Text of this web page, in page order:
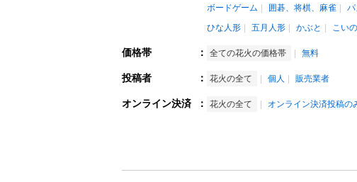
ボードゲーム
囲碁、将棋、麻雀
ひな人形
五月人形 かぶと こい
価格帯 ： 全ての花火の価格帯 無料
投稿者 ： 花火の全て 個人 販売業者
オンライン決済 ： 花火の全て オンライン決済投稿の